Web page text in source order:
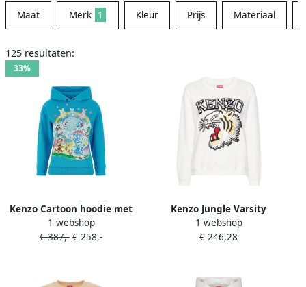
Maat Merk 1 Kleur Prijs Materiaal
125 resultaten:
33%
Kenzo Cartoon hoodie met
grafische print Blauw
1 webshop
€ 387,- € 258,-
Kenzo Jungle Varsity
Sweatshirt Hoodie White
Dames
1 webshop
€ 246,28